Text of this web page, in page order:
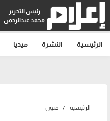
رئيس التحرير
محمد عبدالرحمن
الرئيسية النشرة ميديا
الرئيسية فنون